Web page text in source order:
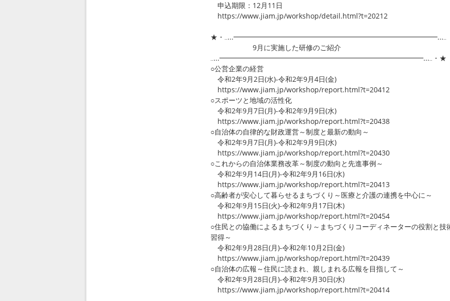
申込期限：12月11日
https://www.jiam.jp/workshop/detail.html?t=20212
★・‥...━━━━━━━━━━━━━━━━━━━━━━━━━━━━━...‥
9月に実施した研修のご紹介
‥...━━━━━━━━━━━━━━━━━━━━━━━━━━━━━...‥・★
○公営企業の経営
令和2年9月2日(水)-令和2年9月4日(金)
https://www.jiam.jp/workshop/report.html?t=20412
○スポーツと地域の活性化
令和2年9月7日(月)-令和2年9月9日(水)
https://www.jiam.jp/workshop/report.html?t=20438
○自治体の自律的な財政運営～制度と最新の動向～
令和2年9月7日(月)-令和2年9月9日(水)
https://www.jiam.jp/workshop/report.html?t=20430
○これからの自治体業務改革～制度の動向と先進事例～
令和2年9月14日(月)-令和2年9月16日(水)
https://www.jiam.jp/workshop/report.html?t=20413
○高齢者が安心して暮らせるまちづくり～医療と介護の連携を中心に～
令和2年9月15日(火)-令和2年9月17日(木)
https://www.jiam.jp/workshop/report.html?t=20454
○住民との協働によるまちづくり～まちづくりコーディネーターの役割と技
習得～
令和2年9月28日(月)-令和2年10月2日(金)
https://www.jiam.jp/workshop/report.html?t=20439
○自治体の広報～住民に読まれ、親しまれる広報を目指して～
令和2年9月28日(月)-令和2年9月30日(水)
https://www.jiam.jp/workshop/report.html?t=20414